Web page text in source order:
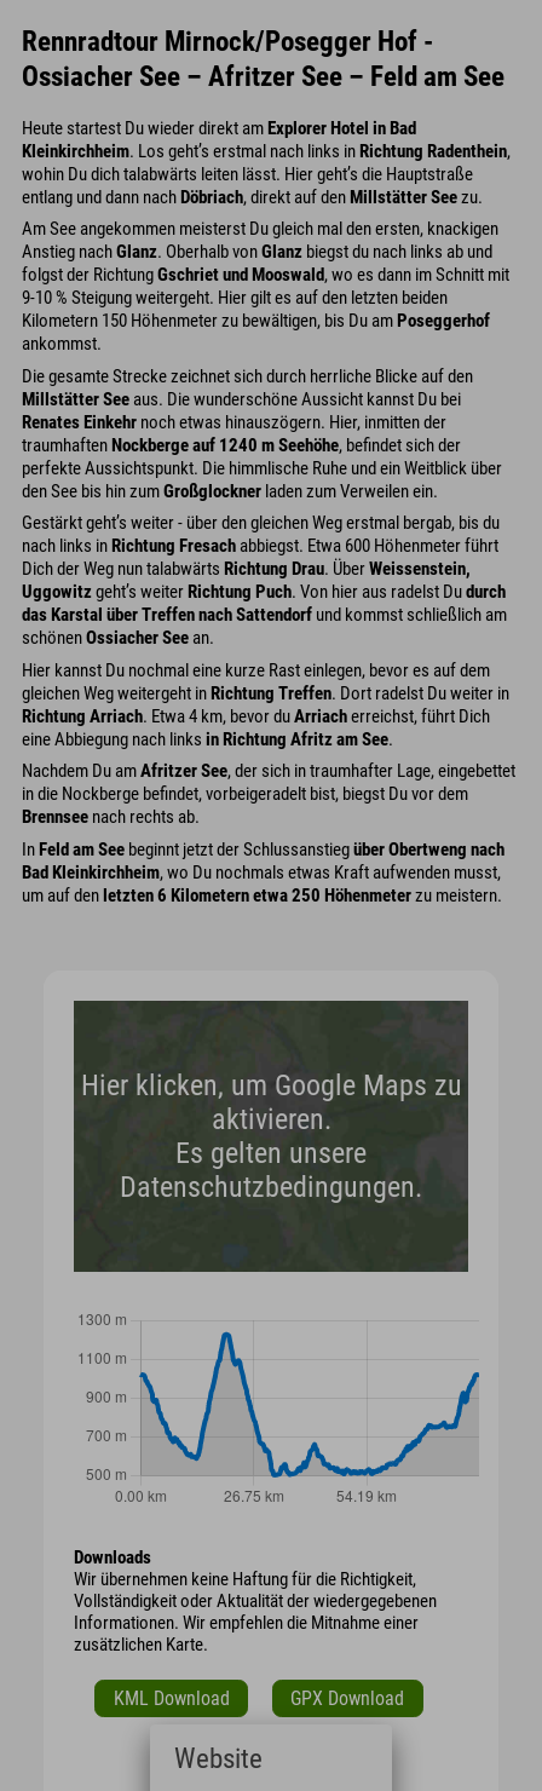
Rennradtour Mirnock/Posegger Hof -
Ossiacher See – Afritzer See – Feld am See
Heute startest Du wieder direkt amExplorer Hotel in Bad
Kleinkirchheim. Los geht’s erstmal nach links inRichtung Radenthein,
wohin Du dich talabwärts leiten lässt. Hier geht’s die Hauptstraße
entlang und dann nachDöbriach, direkt auf denMillstätter Seezu.
Am See angekommen meisterst Du gleich mal den ersten, knackigen
Anstieg nachGlanz. Oberhalb vonGlanz biegst du nach links ab und
folgst der RichtungGschriet und Mooswald, wo es dann im Schnitt mit
9-10 % Steigung weitergeht. Hier gilt es auf den letzten beiden
Kilometern 150 Höhenmeter zu bewältigen, bis Du amPoseggerhof
ankommst.
Die gesamte Strecke zeichnet sich durch herrliche Blicke auf den
Millstätter See aus. Die wunderschöne Aussicht kannst Du bei
Renates Einkehr noch etwas hinauszögern. Hier, inmitten der
traumhaftenNockberge auf 1240 m Seehöhe, befindet sich der
perfekte Aussichtspunkt. Die himmlische Ruhe und ein Weitblick über
den See bis hin zumGroßglockner laden zum Verweilen ein.
Gestärkt geht’s weiter - über den gleichen Weg erstmal bergab, bis du
nach links inRichtung Fresach abbiegst. Etwa 600 Höhenmeter führt
Dich der Weg nun talabwärts Richtung Drau. ÜberWeissenstein,
Uggowitzgeht’s weiterRichtung Puch. Von hier aus radelst Dudurch
das Karstal über Treffen nach Sattendorf und kommst schließlich am
schönenOssiacher See an.
Hier kannst Du nochmal eine kurze Rast einlegen, bevor es auf dem
gleichen Weg weitergeht inRichtung Treffen. Dort radelst Du weiter in
Richtung Arriach. Etwa 4 km, bevor duArriacherreichst, führt Dich
eine Abbiegung nach links in Richtung Afritz am See.
Nachdem Du amAfritzer See, der sich in traumhafter Lage, eingebettet
in die Nockberge befindet, vorbeigeradelt bist, biegst Du vor dem
Brennsee nach rechts ab.
InFeld am See beginnt jetzt der Schlussanstiegüber Obertweng nach
Bad Kleinkirchheim, wo Du nochmals etwas Kraft aufwenden musst,
um auf denletzten 6 Kilometern etwa 250 Höhenmeterzu meistern.
Hier klicken, um Google Maps zu
aktivieren.
Es gelten unsere
Datenschutzbedingungen.
Downloads
Wir übernehmen keine Haftung für die Richtigkeit,
Vollständigkeit oder Aktualität der wiedergegebenen
Informationen. Wir empfehlen die Mitnahme einer
zusätzlichen Karte.
KML Download GPX Download
Website